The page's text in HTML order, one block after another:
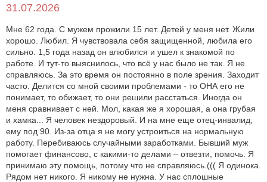
31.07.2026
Мне 62 года. С мужем прожили 15 лет. Детей у меня нет. Жили
хорошо. Любил. Я чувствовала себя защищенной, любила его
сильно. 1,5 года назад он влюбился и ушел к знакомой по
работе. И тут-то выяснилось, что всё у нас было не так. Я не
справляюсь. За это время он постоянно в поле зрения. Заходит
часто. Делится со мной своими проблемами - то ОНА его не
понимает, то обижает, то они решили расстаться. Иногда он
меня сравнивает с ней. Мол, какая же я хорошая, а она грубая
и хамка... Я человек нездоровый. И на мне еще отец-инвалид,
ему под 90. Из-за отца я не могу устроиться на нормальную
работу. Перебиваюсь случайными заработками. Бывший муж
помогает финансово, с какими-то делами – отвезти, помочь. Я
принимаю эту помощь, потому что не справляюсь.((( Я одинока.
Рядом нет никого. Я никому не нужна. У нас сплошные